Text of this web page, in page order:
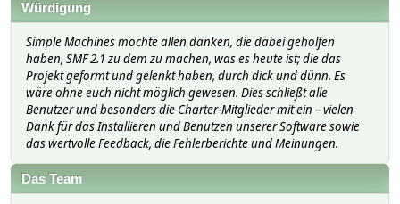
Würdigung
Simple Machines möchte allen danken, die dabei geholfen
haben, SMF 2.1 zu dem zu machen, was es heute ist; die das
Projekt geformt und gelenkt haben, durch dick und dünn. Es
wäre ohne euch nicht möglich gewesen. Dies schließt alle
Benutzer und besonders die Charter-Mitglieder mit ein – vielen
Dank für das Installieren und Benutzen unserer Software sowie
das wertvolle Feedback, die Fehlerberichte und Meinungen.
Das Team